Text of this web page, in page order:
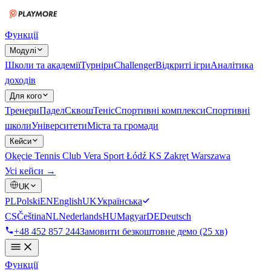
Функції
Модулі
Школи та академіїТурніриChallengerВідкриті ігриАналітика
доходів
Для кого
ТренериПаделСквошТенісСпортивні комплексиСпортивні
школиУніверситетиМіста та громади
Кейси
Okęcie Tennis Club Vera Sport Łódź KS Zakręt Warszawa
Усі кейси →
UK
PLPolskiENEnglishUKУкраїнська
CSČeštinaNLNederlandsHUMagyarDEDeutsch
+48 452 857 244Замовити безкоштовне демо (25 хв)
Функції